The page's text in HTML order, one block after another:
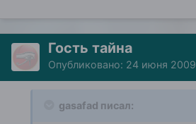
Гость тайна
Опубликовано: 24 июня 2009
gasafad писал: